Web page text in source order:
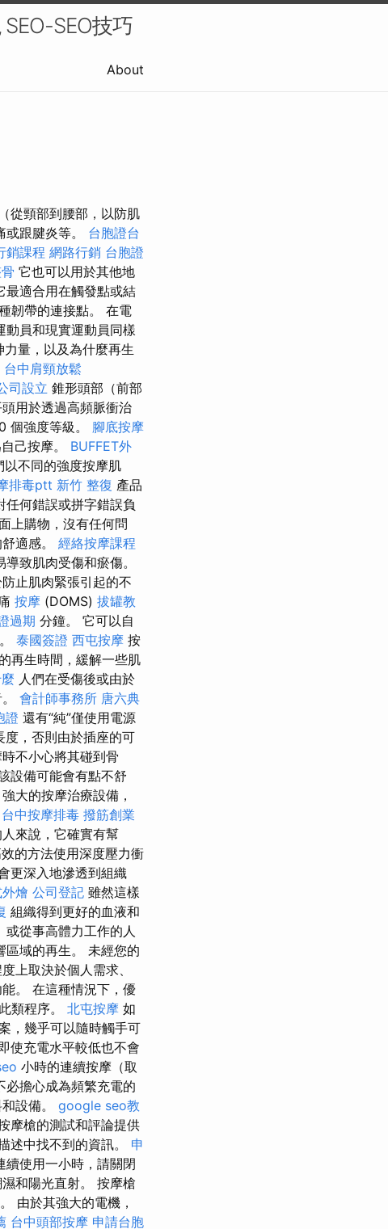
SEO技巧
About
從頸部到腰部，以防肌
跟腱炎等。 台胞證台
銷課程 網路行銷 台胞證
它也可以用於其他地
最適合用在觸發點或結
韌帶的連接點。 在電
動員和現實運動員同樣
量，以及為什麼再生
台中肩頸放鬆
司設立 錐形頭部（前部
用於透過高頻脈衝治
個強度等級。 腳底按摩
己按摩。 BUFFET外
不同的強度按摩肌
排毒ptt 新竹 整復 產品
任何錯誤或拼字錯誤負
上購物，沒有任何問
適感。 經絡按摩課程
致肌肉受傷和瘀傷。
止肌肉緊張引起的不
按摩 (DOMS) 拔罐教
過期 分鐘。 它可以自
泰國簽證 西屯按摩 按
再生時間，緩解一些肌
人們在受傷後或由於
會計師事務所 唐六典
證 還有“純”僅使用電源
度，否則由於插座的可
不小心將其碰到骨
設備可能會有點不舒
大的按摩治療設備，
台中按摩排毒 撥筋創業
來說，它確實有幫
的方法使用深度壓力衝
更深入地滲透到組織
燴 公司登記 雖然這樣
組織得到更好的血液和
或從事高體力工作的人
區域的再生。 未經您的
上取決於個人需求、
。 在這種情況下，優
類程序。 北屯按摩 如
，幾乎可以隨時觸手可
使充電水平較低也不會
小時的連續按摩（取
必擔心成為頻繁充電的
設備。 google seo教
摩槍的測試和評論提供
述中找不到的資訊。 申
續使用一小時，請關閉
和陽光直射。 按摩槍
由於其強大的電機，
台中頭部按摩 申請台胞